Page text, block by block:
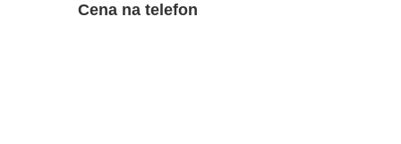
Cena na telefon